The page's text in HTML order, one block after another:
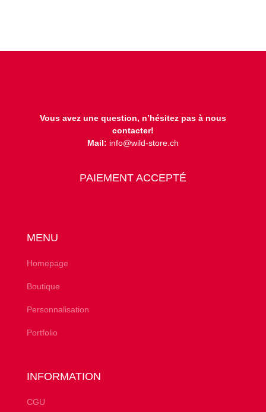
Vous avez une question, n’hésitez pas à nous
contacter!
Mail: info@wild-store.ch
PAIEMENT ACCEPTÉ
MENU
Homepage
Boutique
Personnalisation
Portfolio
INFORMATION
CGU